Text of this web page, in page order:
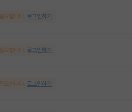
요합니다. 로그인하기
요합니다. 로그인하기
요합니다. 로그인하기